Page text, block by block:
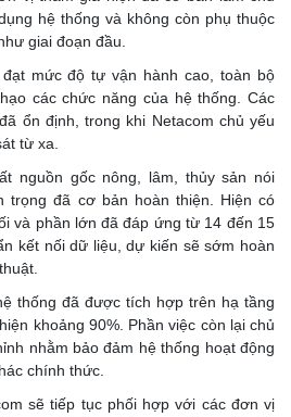
hệ thống và không còn phụ thuộc
giai đoạn đầu.
mức độ tự vận hành cao, toàn bộ
các chức năng của hệ thống. Các
ổn định, trong khi Netacom chủ yếu
từ xa.
nguồn gốc nông, lâm, thủy sản nói
trọng đã cơ bản hoàn thiện. Hiện có
và phần lớn đã đáp ứng từ 14 đến 15
kết nối dữ liệu, dự kiến sẽ sớm hoàn
thống đã được tích hợp trên hạ tầng
khoảng 90%. Phần việc còn lại chủ
nhằm bảo đảm hệ thống hoạt động
chính thức.
sẽ tiếp tục phối hợp với các đơn vị